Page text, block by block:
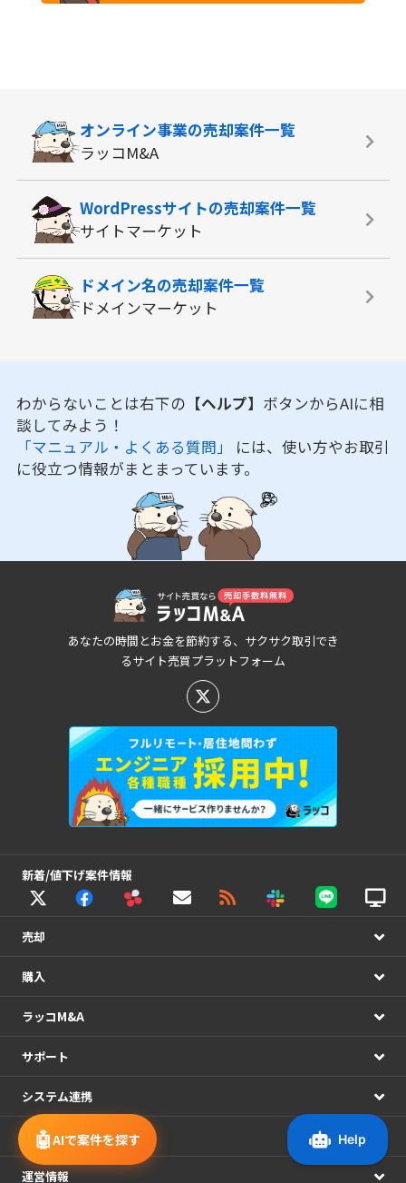
🤖AIで案件を探す
オンライン事業の売却案件一覧
ラッコM&A
WordPressサイトの売却案件一覧
サイトマーケット
ドメイン名の売却案件一覧
ドメインマーケット
わからないことは右下の 【ヘルプ】 ボタンからAIに相
談してみよう！
「マニュアル・よくある質問」 には、使い方やお取引
に役立つ情報がまとまっています。
あなたの時間とお金を節約する、サクサク取引でき
るサイト売買プラットフォーム
新着/値下げ案件情報
売却
購入
ラッコM&A
サポート
システム連携
アカウント
運営情報